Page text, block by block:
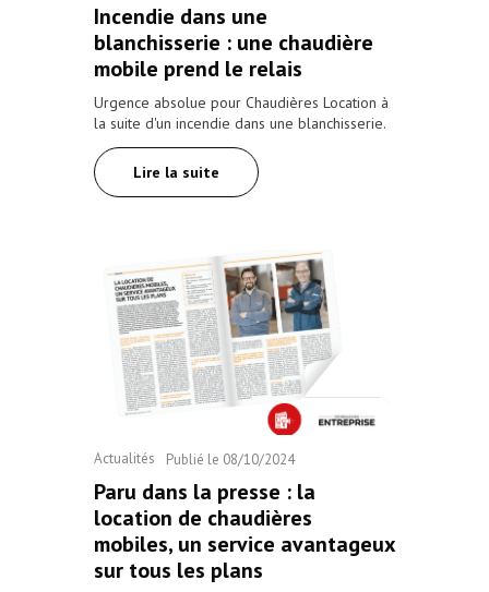
Incendie dans une
blanchisserie : une chaudière
mobile prend le relais
Urgence absolue pour Chaudières Location à
la suite d'un incendie dans une blanchisserie.
Lire la suite
Actualités Publié le 08/10/2024
Paru dans la presse : la
location de chaudières
mobiles, un service avantageux
sur tous les plans